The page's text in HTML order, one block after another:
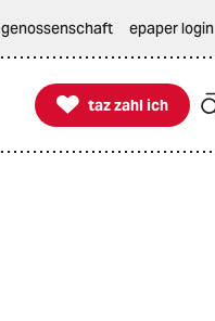
genossenschaft epaper login

taz zahl ich
taz zahl ich